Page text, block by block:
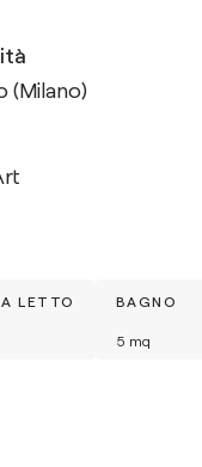
(Milano)
LETTO BAGNO
5 mq